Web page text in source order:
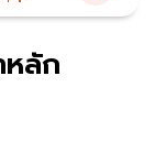
หลัก